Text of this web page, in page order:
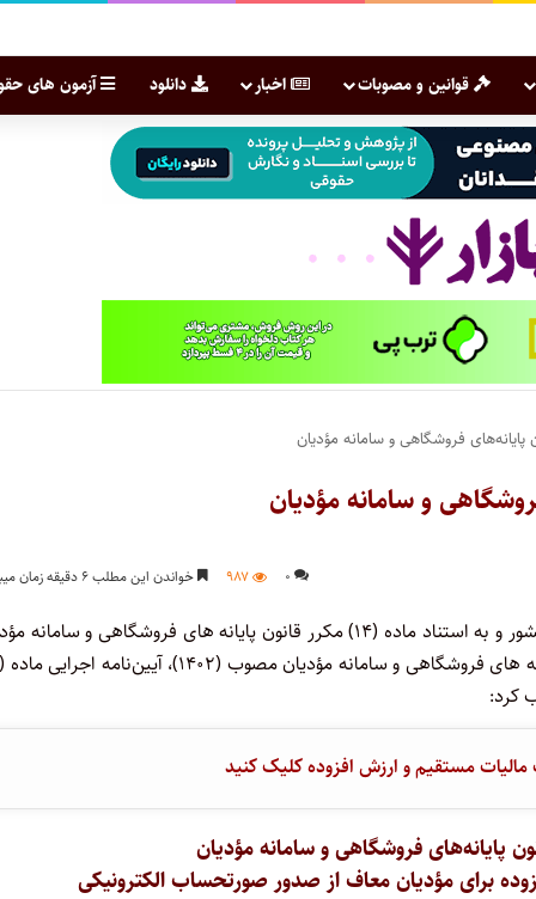
قوانین و مصوبات اخبار دانلود آزمون های
۰ ۹۸۷ خواندن این مطلب ۶ دقیقه زمان میبرد
هیئت وزیران در جلسه ۱۴۰۳/۱۰/۱۲ به پیشنهاد سازمان امور مالیاتی کشور و به استناد ماده (۱۴) مکرر قانون پایانه های فروشگاهی و
کرد:
مستقیم و ارزش افزوده کلیک کنید
برای مؤدیان معاف از صدور صورتحساب الکترونیکی